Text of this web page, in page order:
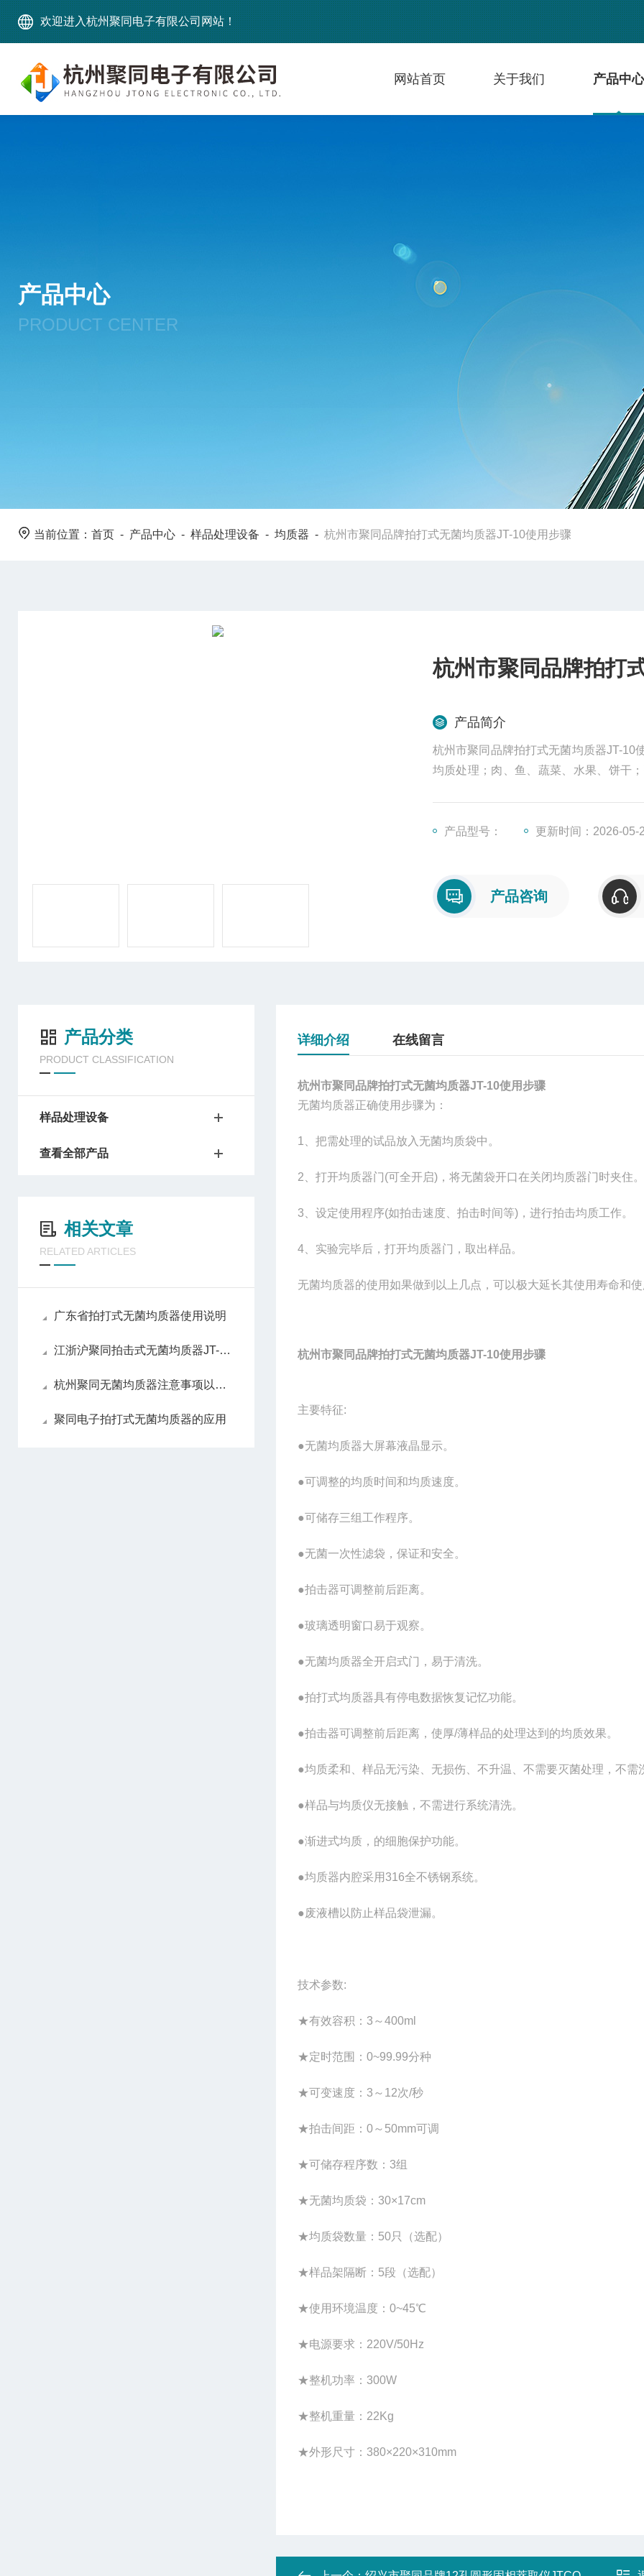
欢迎进入杭州聚同电子有限公司网站！
网站首页 关于我们 产品中心
产品中心
PRODUCT CENTER
当前位置： 首页 - 产品中心 - 样品处理设备 - 均质器 - 杭州市聚同品牌拍打式无菌均质器JT-10使用步骤
杭州市聚同品牌拍打
产品简介
杭州市聚同品牌拍打式无菌均质器JT-10
均质处理；肉、鱼、蔬菜、水果、饼干
产品型号：
更新时间：2026-05-
产品咨询
产品分类
PRODUCT CLASSIFICATION
样品处理设备
查看全部产品
相关文章
RELATED ARTICLES
广东省拍打式无菌均质器使用说明
江浙沪聚同拍击式无菌均质器JT-10介绍
杭州聚同无菌均质器注意事项以及要处理的方法
聚同电子拍打式无菌均质器的应用
详细介绍 在线留言
杭州市聚同品牌拍打式无菌均质器JT-10使用步骤
无菌均质器正确使用步骤为：
1 、把需处理的试品放入无菌均质袋中。
2 、打开均质器门(可全开启)，将无菌袋开口在关闭均质器门时夹住。
3 、设定使用程序(如拍击速度、拍击时间等)，进行拍击均质工作。
4 、实验完毕后，打开均质器门，取出样品。
无菌均质器的使用如果做到以上几点，可以极大延长其使用寿命和使
杭州市聚同品牌拍打式无菌均质器JT-10使用步骤
主要特征:
●无菌均质器大屏幕液晶显示。
●可调整的均质时间和均质速度。
●可储存三组工作程序。
●无菌一次性滤袋，保证和安全。
●拍击器可调整前后距离。
●玻璃透明窗口易于观察。
●无菌均质器全开启式门，易于清洗。
●拍打式均质器具有停电数据恢复记忆功能。
●拍击器可调整前后距离，使厚/薄样品的处理达到的均质效果。
●均质柔和、样品无污染、无损伤、不升温、不需要灭菌处理，不需
●样品与均质仪无接触，不需进行系统清洗。
●渐进式均质，的细胞保护功能。
●均质器内腔采用316全不锈钢系统。
●废液槽以防止样品袋泄漏。
技术参数:
★有效容积：3～400ml
★定时范围：0~99.99分种
★可变速度：3～12次/秒
★拍击间距：0～50mm可调
★可储存程序数：3组
★无菌均质袋：30×17cm
★均质袋数量：50只（选配）
★样品架隔断：5段（选配）
★使用环境温度：0~45℃
★电源要求：220V/50Hz
★整机功率：300W
★整机重量：22Kg
★外形尺寸：380×220×310mm